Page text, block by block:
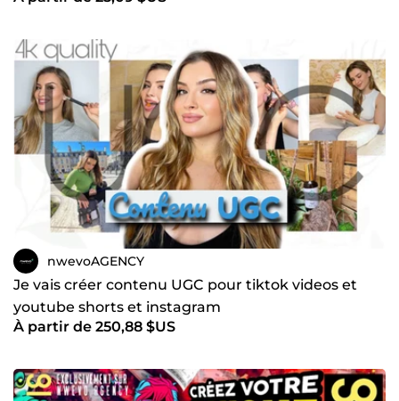
nwevoAGENCY
Je vais créer contenu UGC pour tiktok videos et
youtube shorts et instagram
À partir de 250,88 $US